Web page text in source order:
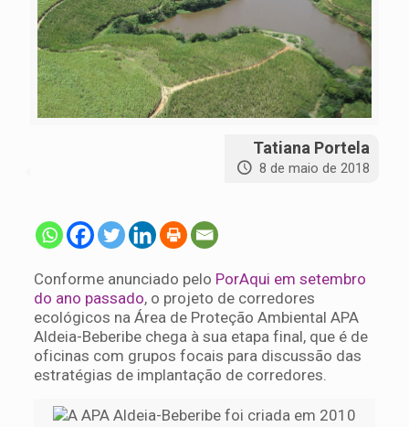
Tatiana Portela
8 de maio de 2018
Conforme anunciado pelo PorAqui em setembro
do ano passado, o projeto de corredores
ecológicos na Área de Proteção Ambiental APA
Aldeia-Beberibe chega à sua etapa final, que é de
oficinas com grupos focais para discussão das
estratégias de implantação de corredores.